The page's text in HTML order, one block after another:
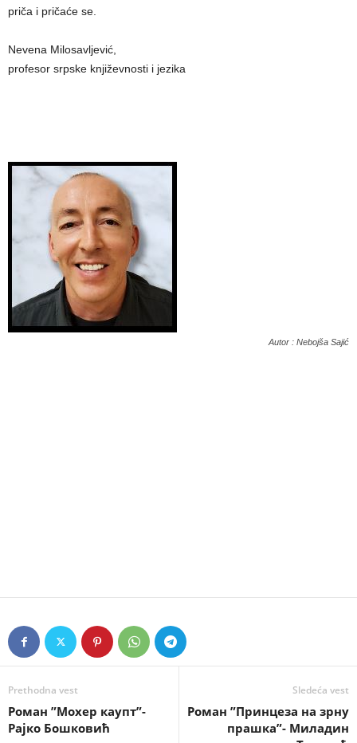
priča i pričaće se.
Nevena Milosavljević,
profesor srpske književnosti i jezika
Autor : Nebojša Sajić
Prethodna vest
Роман ”Мохер каупт”-
Рајко Бошковић
Sledeća vest
Роман ”Принцеза на зрну
прашка”- Миладин